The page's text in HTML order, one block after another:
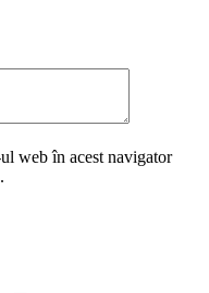
web în acest navigator